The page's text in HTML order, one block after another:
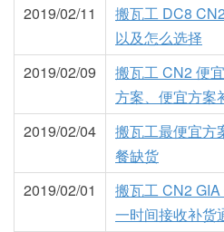
2019/02/11
搬瓦工 DC8
以及怎么选择
2019/02/09
搬瓦工 CN2 便
方案、便宜方案
2019/02/04
搬瓦工最便宜方
餐缺货
2019/02/01
搬瓦工 CN2
一时间接收补货